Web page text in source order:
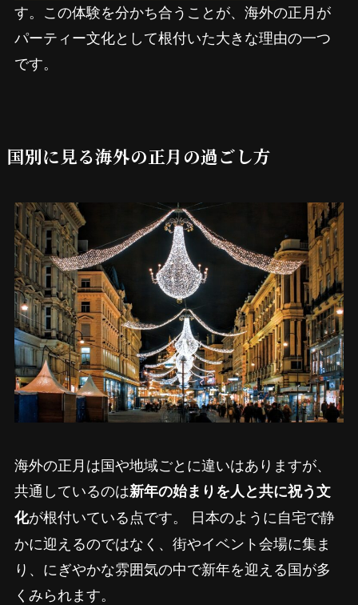
す。この体験を分かち合うことが、海外の正月が
パーティー文化として根付いた大きな理由の一つ
です。
国別に見る海外の正月の過ごし方
海外の正月は国や地域ごとに違いはありますが、
共通しているのは新年の始まりを人と共に祝う文
化が根付いている点です。 日本のように自宅で静
かに迎えるのではなく、街やイベント会場に集ま
り、にぎやかな雰囲気の中で新年を迎える国が多
くみられます。